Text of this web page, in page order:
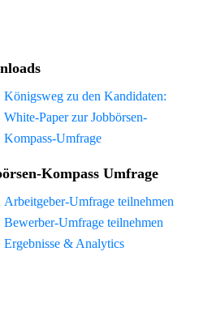
Königsweg zu den Kandidaten:
White-Paper zur Jobbörsen-
Kompass-Umfrage
Kompass Umfrage
Arbeitgeber-Umfrage teilnehmen
Bewerber-Umfrage teilnehmen
Ergebnisse & Analytics